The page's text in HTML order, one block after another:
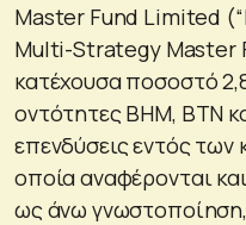
Master Fund Limited
Multi-Strategy Master
κατέχουσα ποσοστό
οντότητες BHM, BTN
επενδύσεις εντός των
οποία αναφέρονται
ως άνω γνωστοποίηση,